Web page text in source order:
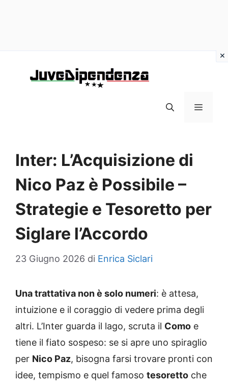
MENU
Inter: L’Acquisizione di
Nico Paz è Possibile –
Strategie e Tesoretto per
Siglare l’Accordo
23 Giugno 2026 di Enrica Siclari
Una trattativa non è solo numeri: è attesa,
intuizione e il coraggio di vedere prima degli
altri. L’Inter guarda il lago, scruta il Como e
tiene il fiato sospeso: se si apre uno spiraglio
per Nico Paz, bisogna farsi trovare pronti con
idee, tempismo e quel famoso tesoretto che